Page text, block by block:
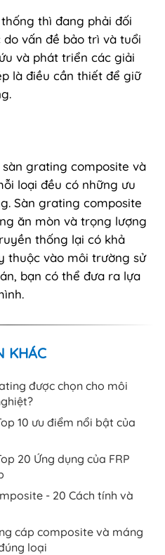
thì đang phải đối
vấn đề bảo trì và tuổi
và phát triển các giải
là điều cần thiết để giữ
grating composite và
loại đều có những ưu
Sàn grating composite
ăn mòn và trọng lượng
thống lại có khả
thuộc vào môi trường sử
bạn có thể đưa ra lựa
KHÁC
được chọn cho môi
10 ưu điểm nổi bật của
20 Ứng dụng của FRP
- 20 Cách tính và
cáp composite và máng
loại